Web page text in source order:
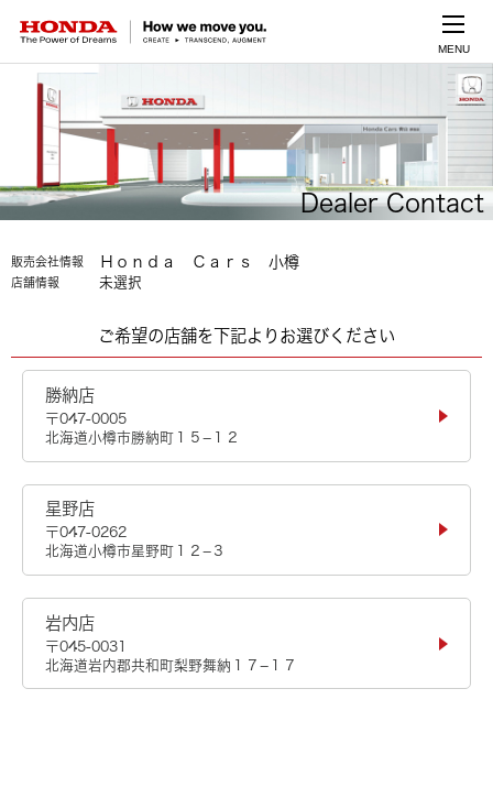
MENU
Dealer Contact
販売会社情報 Ｈｏｎｄａ Ｃａｒｓ 小樽
店舗情報 未選択
ご希望の店舗を下記よりお選びください
勝納店
〒047-0005
北海道小樽市勝納町１５−１２
星野店
〒047-0262
北海道小樽市星野町１２−３
岩内店
〒045-0031
北海道岩内郡共和町梨野舞納１７−１７